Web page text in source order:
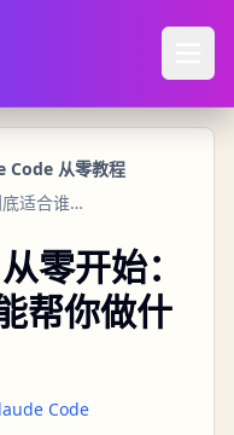
Code 从零教程
1 Claude Code 从零开始：它到底适合谁，能帮你做什么
零开始：
帮你做什
Code